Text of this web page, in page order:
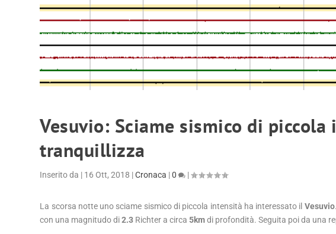
Vesuvio: Sciame sismico di
tranquillizza
Inserito da | 16 Ott, 2018 |Cronaca |0 |
La scorsa notte uno sciame sismico di piccola intensità ha interessato il Vesuvio
con una magnitudo di2.3 Richter a circa5kmdi profondità. Seguita poi da una